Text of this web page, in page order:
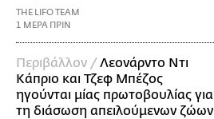
THE LIFO TEAM
1 ΜΕΡΑ ΠΡΙΝ
Περιβάλλον /Λεονάρντο Ντι
Κάπριο και Τζεφ Μπέζος
ηγούνται μίας πρωτοβουλίας για
τη διάσωση απειλούμενων ζώων